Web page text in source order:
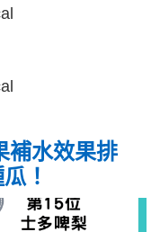
補水效果排
！